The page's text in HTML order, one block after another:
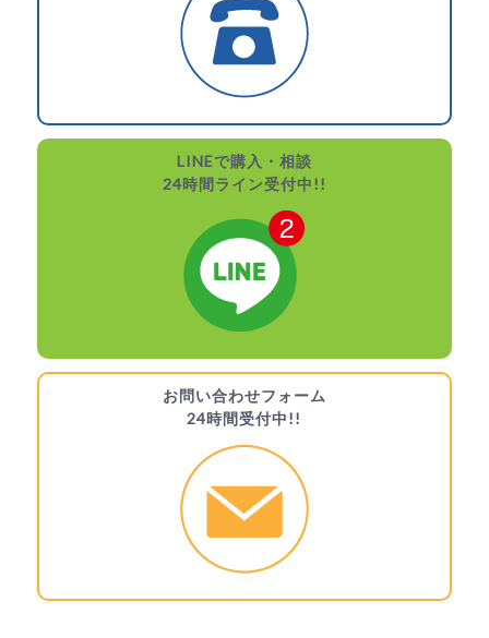
LINEで購入・相談
24時間ライン受付中!!
お問い合わせフォーム
24時間受付中!!